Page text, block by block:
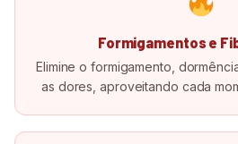
Formigamentos e
Elimine o formigamento,
as dores, aproveitando cada